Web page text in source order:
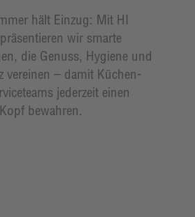
hält Einzug: Mit HI
wir smarte
die Genuss, Hygiene und
vereinen – damit Küchen-
jederzeit einen
bewahren.